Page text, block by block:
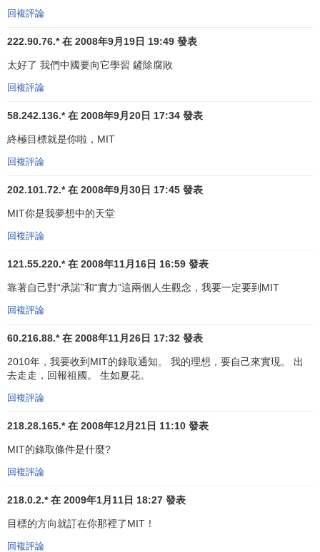
目的是為了學生畢業後能順利地承擔高級工作。在MIT，通識
MIT認為僅發展熟練的技術是不夠的，高等教育應使個體有能
力和有效地參與集體文化。因而一種整合的教育計劃仍是MIT
設置，給予學生基礎知識以幫助他們進行終身的
更好地學習和掌握有限的基本概念與專業主題比掌握一堆事
實更有助於培養未來的專家。儘管內、外部的壓力要求MIT拓
MIT對整體課程也不斷地進行評定和修改，而不是僅僅增加需
要的零散飯。
麻省理工學院特色
大學生科研機會規劃（UROP）
MIT作為一所新型大學於1865年建立時就既重視基礎理
論知識又強調實際的操作能力。首任院長羅傑斯認為，學生
羅傑斯的教育信條。他強調積極主動的學習，讓學生尋找新
的信息，因而把個人的經驗轉化成知識。MIT強調利用實驗
室、工廠和電腦資源進行教學，讓本科生從事研究活動。MIT
是第一所制定"大學生研究計劃"的大學。1957年，發明偏振
MIT的教學思想產生了很大的影響。他認為，標準的大學考試
和評分制度只能壓抑學生成為偉大人物的潛力，學生不應被
看作是不成熟的孩子，應被教授們當作年輕的同事，並應及
年後他專門設立了一項給MIT使用的托管基金，用來從事具有
特別重要意義的工作。因而1969年MIT制定了“大學生研究機
會計劃（UROP）”，它給本科生提供廣闊的、開放的、作為
回複評論
222.90.76.* 在 2008年9月19日 19:49 發表
太好了 我們中國要向它學習 鏟除腐敗
回複評論
58.242.136.* 在 2008年9月20日 17:34 發表
終極目標就是你啦，MIT
回複評論
202.101.72.* 在 2008年9月30日 17:45 發表
MIT你是我夢想中的天堂
回複評論
121.55.220.* 在 2008年11月16日 16:59 發表
靠著自己對“承諾”和“實力”這兩個人生觀念，我要一定要到MIT
回複評論
60.216.88.* 在 2008年11月26日 17:32 發表
2010年，我要收到MIT的錄取通知。 我的理想，要自己來實現。 出
去走走，回報祖國。 生如夏花。
回複評論
218.28.165.* 在 2008年12月21日 11:10 發表
MIT的錄取條件是什麼?
回複評論
218.0.2.* 在 2009年1月11日 18:27 發表
目標的方向就訂在你那裡了MIT！
回複評論